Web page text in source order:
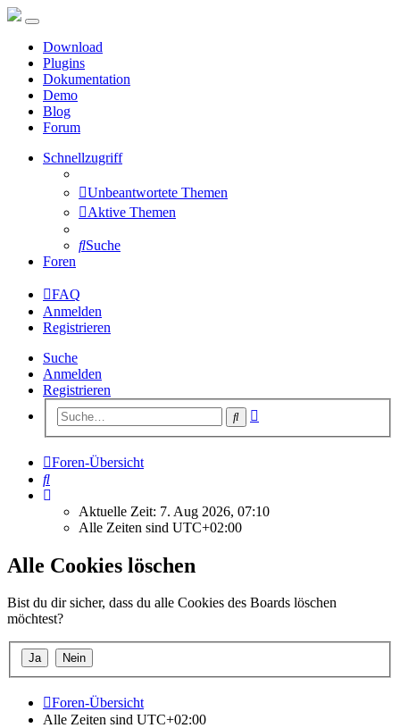
Download
Plugins
Dokumentation
Demo
Blog
Forum
Schnellzugriff
Unbeantwortete Themen
Aktive Themen
Suche
Foren
FAQ
Anmelden
Registrieren
Suche
Anmelden
Registrieren
Suche
Foren-Übersicht
Suche
Aktuelle Zeit: 7. Aug 2026, 07:10
Alle Zeiten sind UTC+02:00
Alle Cookies löschen
Bist du dir sicher, dass du alle Cookies des Boards löschen
möchtest?
Foren-Übersicht
Alle Zeiten sind UTC+02:00